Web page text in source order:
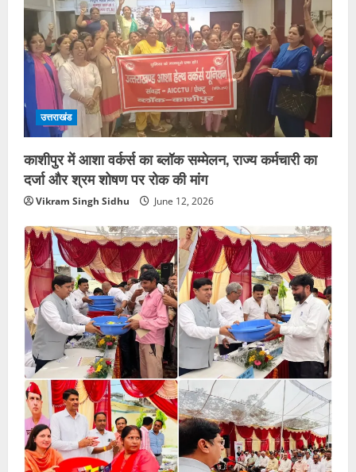
उत्तराखंड
काशीपुर में आशा वर्कर्स का ब्लॉक सम्मेलन, राज्य कर्मचारी का
दर्जा और श्रम शोषण पर रोक की मांग
Vikram Singh Sidhu June 12, 2026